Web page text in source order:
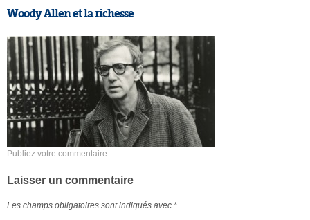
Woody Allen et la richesse
Publiez votre commentaire
Laisser un commentaire
Les champs obligatoires sont indiqués avec *